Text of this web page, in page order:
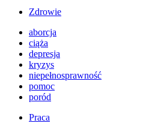
Zdrowie
aborcja
ciąża
depresja
kryzys
niepełnosprawność
pomoc
poród
Praca